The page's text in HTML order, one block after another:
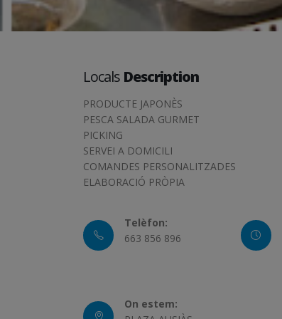
Locals Description
PRODUCTE JAPONÈS
PESCA SALADA GURMET
PICKING
SERVEI A DOMICILI
COMANDES PERSONALITZADES
ELABORACIÓ PRÒPIA
Telèfon:
663 856 896
On estem: